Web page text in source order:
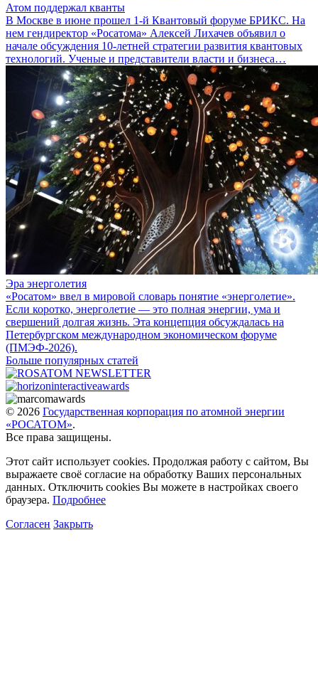
Атом поддержал кванты
В Москве в июне прошел 1-й Квантовый форуме БРИКС. На
нем гендиректор «Росатома» Алексей Лихачев объявил о
начале обсуждения 10-летней стратегии развития квантовых
технологий. Ученые и представители власти и бизнеса…
Эра энерголетия
«Росатом» ввел в мировой словарь понятие «энерголетие».
Если коротко, энерголетие — это полная энергии, ума и
свершений долгая жизнь. Эта концепция обсуждалась на
Петербургском международном экономическом форуме
(ПМЭФ-2026).
Больше популярных статей
© 2026 Государственная корпорация по атомной энергии
«РОСАТОМ».
Все права защищены.
Этот сайт использует cookies. Продолжая работу с сайтом, Вы
выражаете своё согласие на обработку Ваших персональных
данных. Отключить cookies Вы можете в настройках своего
браузера. Подробнее
Согласен Закрыть